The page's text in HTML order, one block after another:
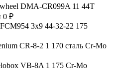
DMA-CR099A 11 44T
0 ₽
3x9 44-32-22 175
CR-8-2 1 170 сталь Сr-Mo
VB-8A 1 175 Сr-Mo